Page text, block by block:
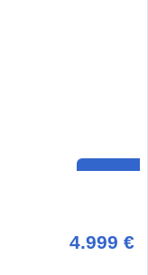
4.999 €